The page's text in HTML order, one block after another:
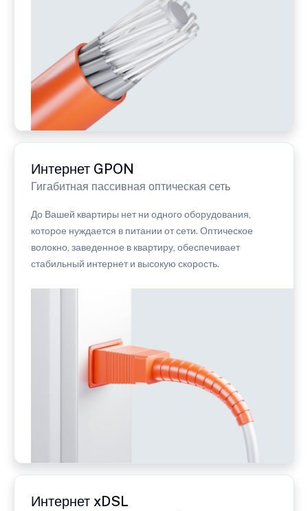
Интернет GPON
Гигабитная пассивная оптическая сеть
До Вашей квартиры нет ни одного оборудования,
которое нуждается в питании от сети. Оптическое
волокно, заведенное в квартиру, обеспечивает
стабильный интернет и высокую скорость.
Интернет xDSL